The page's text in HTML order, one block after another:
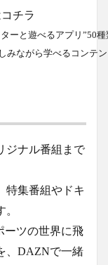
チラ
ーと遊べるアプリ”50
みながら学べるコンテ
ジナル番組まで
特集番組やドキ
ーツの世界に飛
、DAZNで一緒